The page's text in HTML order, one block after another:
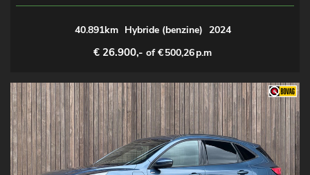
40.891km Hybride (benzine) 2024
€ 26.900,- of €500,26p.m